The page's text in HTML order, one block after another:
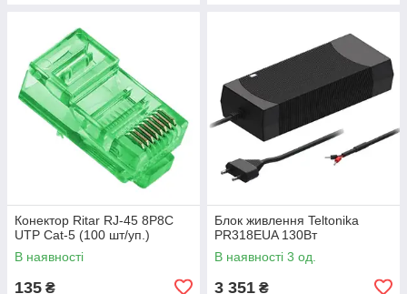
Конектор Ritar RJ-45 8P8C
UTP Cat-5 (100 шт/уп.)
В наявності
135 ₴
Блок живлення Teltonika
PR318EUA 130Вт
В наявності 3 од.
3 351 ₴